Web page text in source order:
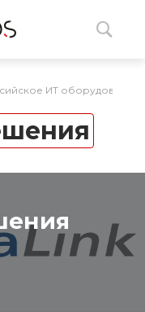
ИТ оборудование